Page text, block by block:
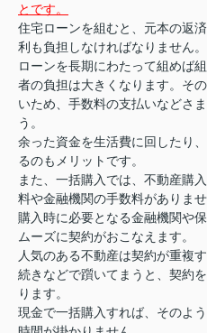
とです。
住宅ローンを組むと、元本の返
利も負担しなければなりません。
ローンを長期にわたって組めば
者の負担は大きくなります。そ
いため、手数料の支払いなどさ
う。
余った資金を生活費に回したり
るのもメリットです。
また、一括購入では、不動産購
料や金融機関の手数料がありませ
購入時に必要となる金融機関や
ムーズに契約がおこなえます。
人気のある不動産は契約が重複
続きなどで躓いてまうと、契約
ります。
現金で一括購入すれば、そのよ